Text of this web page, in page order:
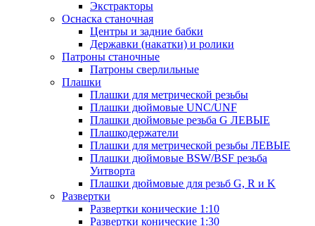
Экстракторы
Оснаска станочная
Центры и задние бабки
Державки (накатки) и ролики
Патроны станочные
Патроны сверлильные
Плашки
Плашки для метрической резьбы
Плашки дюймовые UNC/UNF
Плашки дюймовые резьба G ЛЕВЫЕ
Плашкодержатели
Плашки для метрической резьбы ЛЕВЫЕ
Плашки дюймовые BSW/BSF резьба
Уитворта
Плашки дюймовые для резьб G, R и K
Развертки
Развертки конические 1:10
Развертки конические 1:30